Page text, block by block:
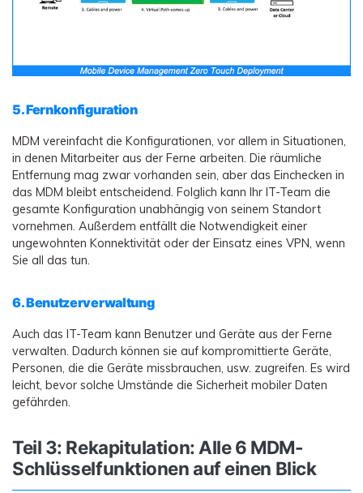
5. Fernkonfiguration
MDM vereinfacht die Konfigurationen, vor allem in Situationen,
in denen Mitarbeiter aus der Ferne arbeiten. Die räumliche
Entfernung mag zwar vorhanden sein, aber das Einchecken in
das MDM bleibt entscheidend. Folglich kann Ihr IT-Team die
gesamte Konfiguration unabhängig von seinem Standort
vornehmen. Außerdem entfällt die Notwendigkeit einer
ungewohnten Konnektivität oder der Einsatz eines VPN, wenn
Sie all das tun.
6. Benutzerverwaltung
Auch das IT-Team kann Benutzer und Geräte aus der Ferne
verwalten. Dadurch können sie auf kompromittierte Geräte,
Personen, die die Geräte missbrauchen, usw. zugreifen. Es wird
leicht, bevor solche Umstände die Sicherheit mobiler Daten
gefährden.
Teil 3: Rekapitulation: Alle 6 MDM-
Schlüsselfunktionen auf einen Blick